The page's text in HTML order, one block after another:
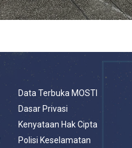
Data Terbuka MOSTI
Dasar Privasi
Kenyataan Hak Cipta
Polisi Keselamatan